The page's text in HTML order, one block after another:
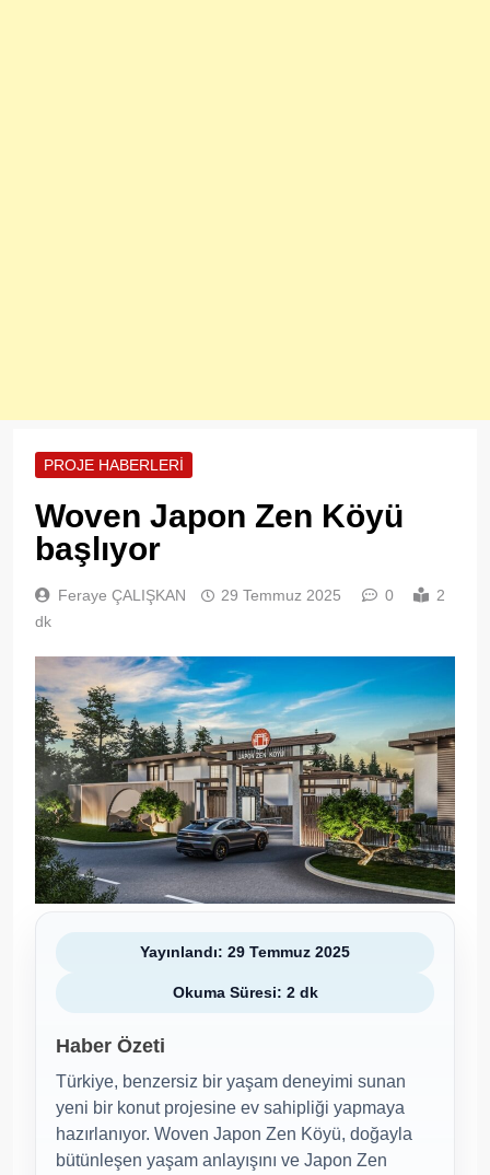
PROJE HABERLERI
Woven Japon Zen Köyü
başlıyor
Feraye ÇALIŞKAN 29 Temmuz 2025 0
2
dk
Yayınlandı: 29 Temmuz 2025
Okuma Süresi: 2 dk
Haber Özeti
Türkiye, benzersiz bir yaşam deneyimi sunan
yeni bir konut projesine ev sahipliği yapmaya
hazırlanıyor. Woven Japon Zen Köyü, doğayla
bütünleşen yaşam anlayışını ve Japon Zen